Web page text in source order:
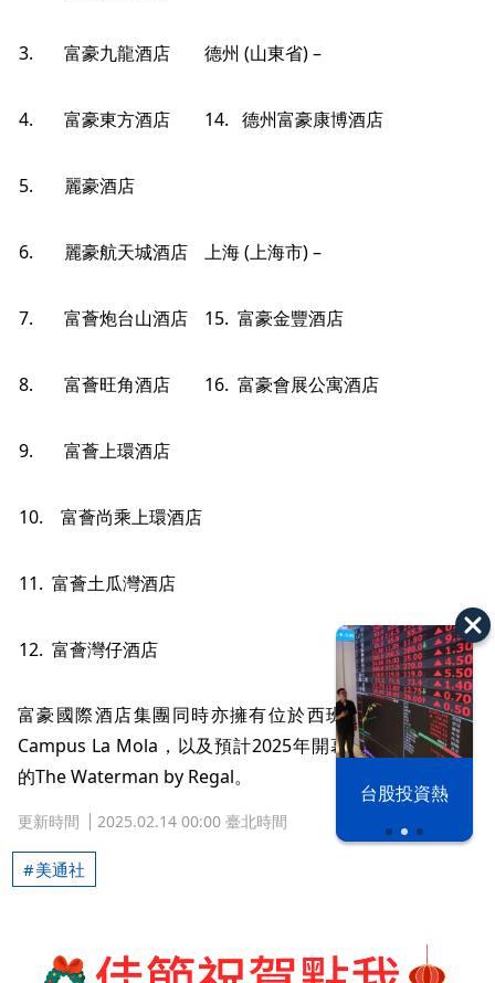
漢光42演習 台股投資熱
3. 富豪九龍酒店 德州 (山東省) –
4. 富豪東方酒店 14. 德州富豪康博酒店
5. 麗豪酒店
6. 麗豪航天城酒店 上海 (上海市) –
7. 富薈炮台山酒店 15. 富豪金豐酒店
8. 富薈旺角酒店 16. 富豪會展公寓酒店
9. 富薈上環酒店
10. 富薈尚乘上環酒店
11. 富薈土瓜灣酒店
12. 富薈灣仔酒店
富豪國際酒店集團同時亦擁有位於西班牙巴塞隆拿的
Campus La Mola，以及預計2025年開幕位於英國倫敦
的The Waterman by Regal。
更新時間 2025.02.14 00:00 臺北時間
美通社